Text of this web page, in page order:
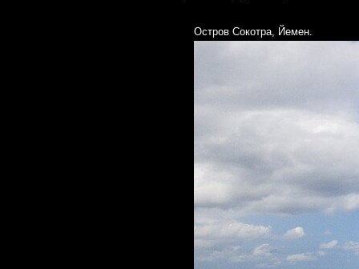
Остров Сокотра, Йемен.